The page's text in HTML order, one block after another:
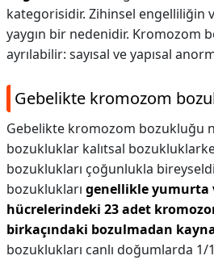
kategorisidir. Zihinsel engelliliğin
yaygın bir nedenidir. Kromozom
ayrılabilir: sayısal ve yapısal
Gebelikte kromozom
Gebelikte kromozom bozukluğu
bozukluklar kalıtsal
bozuklukları çoğunlukla
bozuklukları genellikle yumurta
hücrelerindeki 23 adet
birkaçındaki bozulmadan
bozuklukları canlı doğumlarda 1/